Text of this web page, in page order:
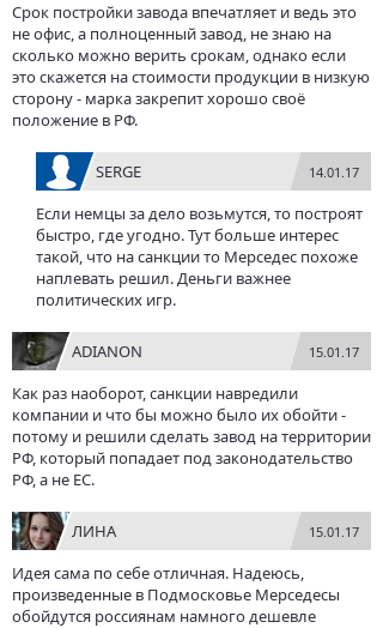
Срок постройки завода впечатляет и ведь это
не офис, а полноценный завод, не знаю на
сколько можно верить срокам, однако если
это скажется на стоимости продукции в низкую
сторону - марка закрепит хорошо своё
положение в РФ.
SERGE 14.01.17
Если немцы за дело возьмутся, то построят
быстро, где угодно. Тут больше интерес
такой, что на санкции то Мерседес похоже
наплевать решил. Деньги важнее
политических игр.
ADIANON 15.01.17
Как раз наоборот, санкции навредили
компании и что бы можно было их обойти -
потому и решили сделать завод на территории
РФ, который попадает под законодательство
РФ, а не ЕС.
ЛИНА 15.01.17
Идея сама по себе отличная. Надеюсь,
произведенные в Подмосковье Мерседесы
обойдутся россиянам намного дешевле